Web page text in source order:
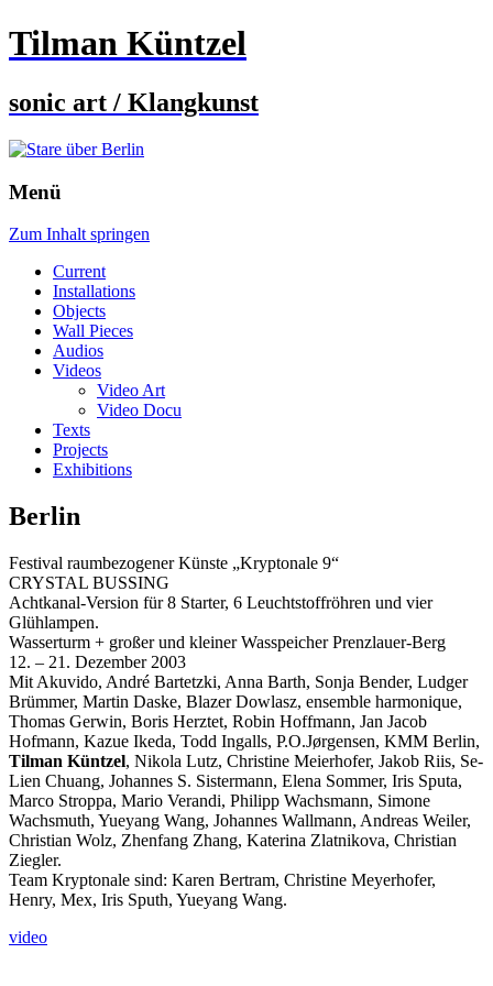
Tilman Küntzel
sonic art / Klangkunst
Menü
Zum Inhalt springen
Current
Installations
Objects
Wall Pieces
Audios
Videos
Video Art
Video Docu
Texts
Projects
Exhibitions
Berlin
Festival raumbezogener Künste „Kryptonale 9“
CRYSTAL BUSSING
Achtkanal-Version für 8 Starter, 6 Leuchtstoffröhren und vier
Glühlampen.
Wasserturm + großer und kleiner Wasspeicher Prenzlauer-Berg
12. – 21. Dezember 2003
Mit Akuvido, André Bartetzki, Anna Barth, Sonja Bender, Ludger
Brümmer, Martin Daske, Blazer Dowlasz, ensemble harmonique,
Thomas Gerwin, Boris Herztet, Robin Hoffmann, Jan Jacob
Hofmann, Kazue Ikeda, Todd Ingalls, P.O.Jørgensen, KMM Berlin,
Tilman Küntzel, Nikola Lutz, Christine Meierhofer, Jakob Riis, Se-
Lien Chuang, Johannes S. Sistermann, Elena Sommer, Iris Sputa,
Marco Stroppa, Mario Verandi, Philipp Wachsmann, Simone
Wachsmuth, Yueyang Wang, Johannes Wallmann, Andreas Weiler,
Christian Wolz, Zhenfang Zhang, Katerina Zlatnikova, Christian
Ziegler.
Team Kryptonale sind: Karen Bertram, Christine Meyerhofer,
Henry, Mex, Iris Sputh, Yueyang Wang.
video